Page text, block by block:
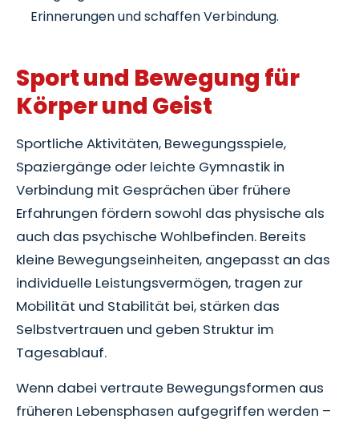
Erinnerungen und schaffen Verbindung.
Sport und Bewegung für
Körper und Geist
Sportliche Aktivitäten, Bewegungsspiele,
Spaziergänge oder leichte Gymnastik in
Verbindung mit Gesprächen über frühere
Erfahrungen fördern sowohl das physische als
auch das psychische Wohlbefinden. Bereits
kleine Bewegungseinheiten, angepasst an das
individuelle Leistungsvermögen, tragen zur
Mobilität und Stabilität bei, stärken das
Selbstvertrauen und geben Struktur im
Tagesablauf.
Wenn dabei vertraute Bewegungsformen aus
früheren Lebensphasen aufgegriffen werden –